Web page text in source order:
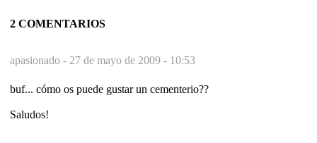
2 COMENTARIOS
apasionado - 27 de mayo de 2009 - 10:53
buf... cómo os puede gustar un cementerio??
Saludos!